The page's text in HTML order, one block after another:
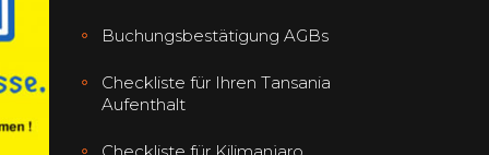
Buchungsbestätigung AGBs
Checkliste für Ihren Tansania
Aufenthalt